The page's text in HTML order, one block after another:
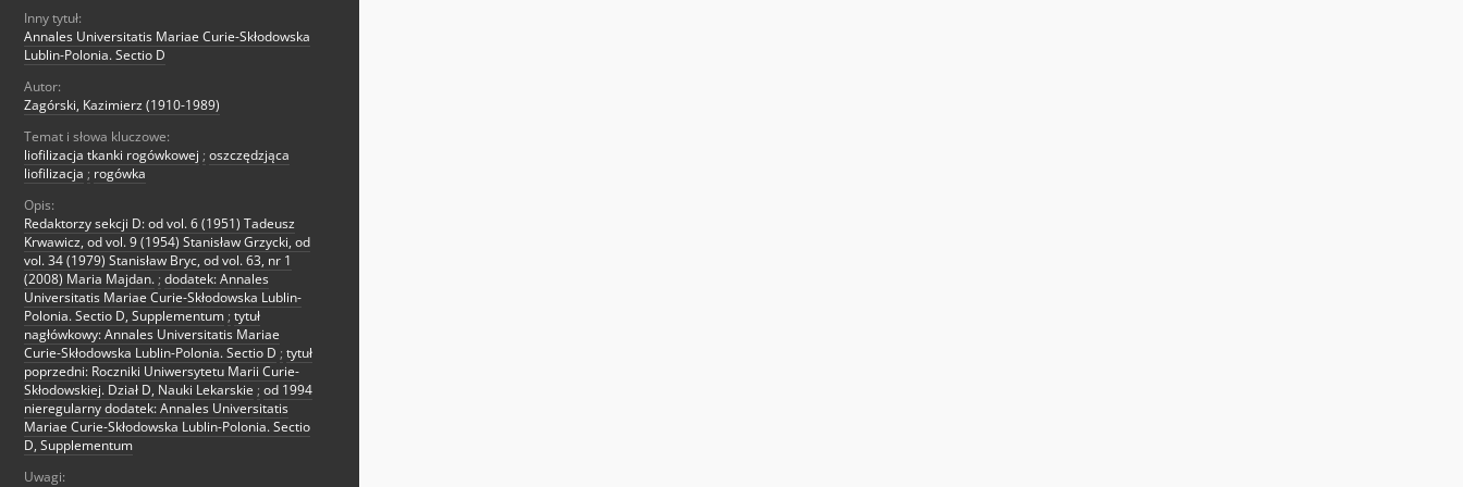
Inny tytuł:
Annales Universitatis Mariae Curie-Skłodowska
Lublin-Polonia. Sectio D
Autor:
Zagórski, Kazimierz (1910-1989)
Temat i słowa kluczowe:
liofilizacja tkanki rogówkowej ; oszczędzjąca
liofilizacja ; rogówka
Opis:
Redaktorzy sekcji D: od vol. 6 (1951) Tadeusz
Krwawicz, od vol. 9 (1954) Stanisław Grzycki, od
vol. 34 (1979) Stanisław Bryc, od vol. 63, nr 1
(2008) Maria Majdan. ; dodatek: Annales
Universitatis Mariae Curie-Skłodowska Lublin-
Polonia. Sectio D, Supplementum ; tytuł
nagłówkowy: Annales Universitatis Mariae
Curie-Skłodowska Lublin-Polonia. Sectio D ; tytuł
poprzedni: Roczniki Uniwersytetu Marii Curie-
Skłodowskiej. Dział D, Nauki Lekarskie ; od 1994
nieregularny dodatek: Annales Universitatis
Mariae Curie-Skłodowska Lublin-Polonia. Sectio
D, Supplementum
Uwagi: